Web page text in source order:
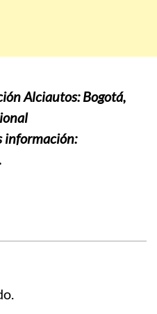
Alciautos: Bogotá,